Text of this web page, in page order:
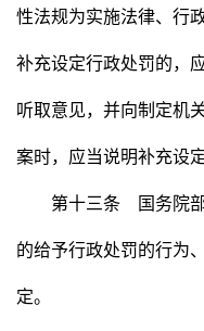
性法规为实施法律、行
补充设定行政处罚的，
听取意见，并向制定机
案时，应当说明补充设
第十三条 国务院部
的给予行政处罚的行为
定。